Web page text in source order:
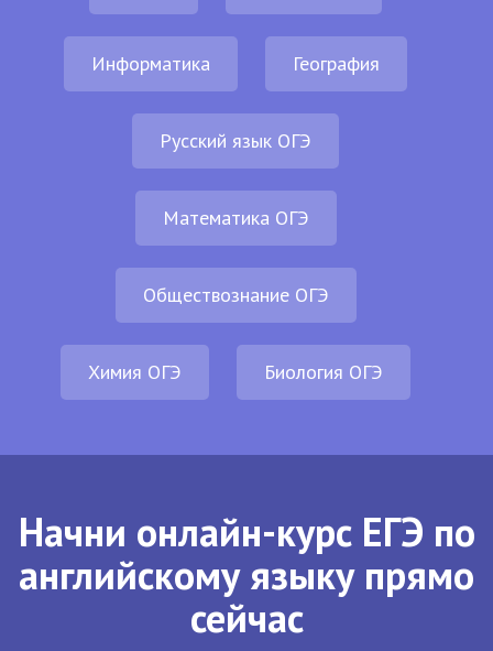
Информатика География
Русский язык ОГЭ
Математика ОГЭ
Обществознание ОГЭ
Химия ОГЭ Биология ОГЭ
Начни онлайн-курс ЕГЭ по
английскому языку прямо
сейчас